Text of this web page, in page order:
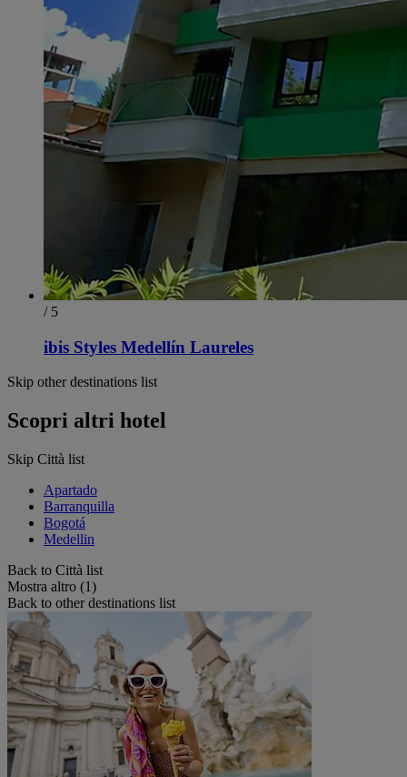
/ 5
ibis Styles Medellín Laureles
Skip other destinations list
Scopri altri hotel
Skip Città list
Apartado
Barranquilla
Bogotá
Medellin
Back to Città list
Mostra altro (1)
Back to other destinations list